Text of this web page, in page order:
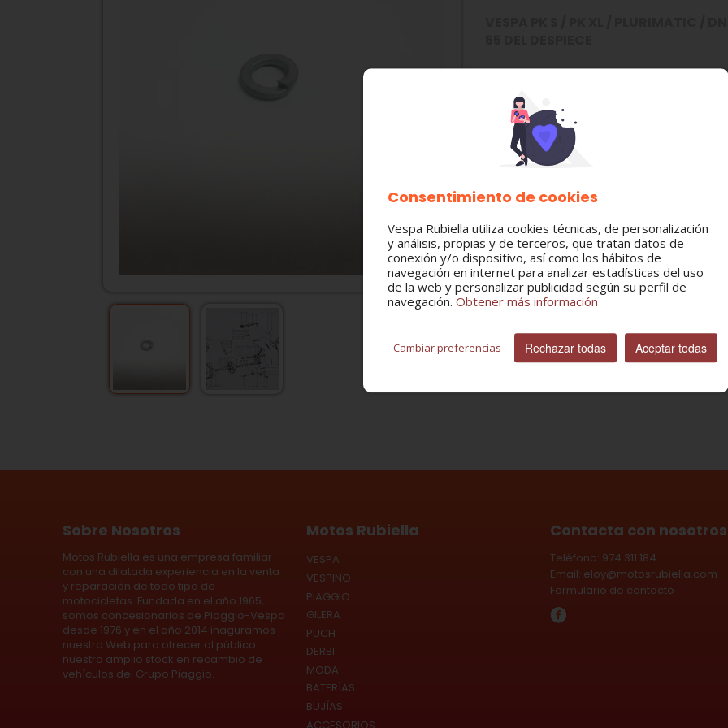
MODELO:
VESPA PKS 75/JUNIOR75/125
VESPA XL 75/125
VESPA PLURIMATIC 125
VESPA FL 75/125
VESPA IRIS 150/200
VESPA TX 200
VESPA COSA 125/200
VESPA PX 125/150/200
CATEGORÍA:
Ruedas
Sobre Nosotros
Motos Rubiella es una empresa familiar
con una dilatada experiencia en la venta
y reparación de todo tipo de
motocicletas. Fundada en el año 1965,
somos concesionarios de Piaggio-Vespa
desde 1976 y en el año 2014 inaguramos
nuestra Web para ofrecer al público
nuestro amplio stock en recambio de
vehículos del Grupo Piaggio.
Motos Rubiella
VESPA
VESPINO
PIAGGIO
GILERA
PUCH
DERBI
MODA
BATERÍAS
BUJÍAS
ACCESORIOS
Contacta con nosotros
Teléfono: 974 311 184
Email: eloy@motosrubiella.com
Formulario de contacto
Consentimiento de cookies
Vespa Rubiella utiliza cookies técnicas, de personalización
y análisis, propias y de terceros, que tratan datos de
conexión y/o dispositivo, así como los hábitos de
navegación en internet para analizar estadísticas del uso
de la web y personalizar publicidad según su perfil de
navegación. Obtener más información
Cambiar preferencias Rechazar todas Aceptar todas